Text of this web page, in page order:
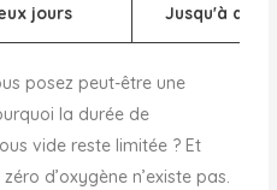
jours Jusqu'à dix
posez peut-être une
la durée de
vide reste limitée ? Et
d’oxygène n’existe pas.